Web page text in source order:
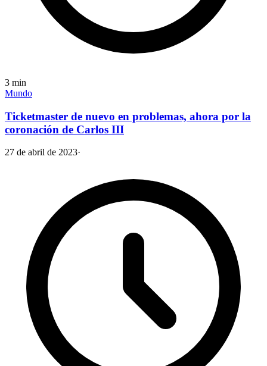
3 min
Mundo
Ticketmaster de nuevo en problemas, ahora por la
coronación de Carlos III
27 de abril de 2023·